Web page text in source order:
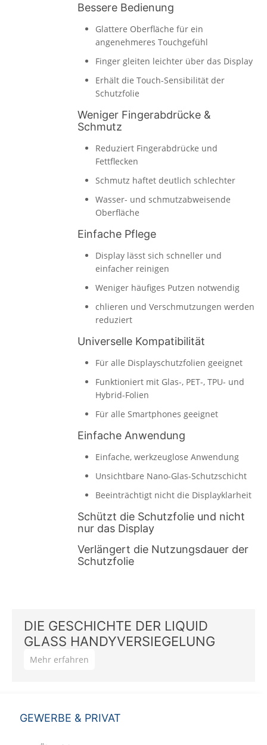
Bessere Bedienung
Glattere Oberfläche für ein
angenehmeres Touchgefühl
Finger gleiten leichter über das Display
Erhält die Touch-Sensibilität der
Schutzfolie
Weniger Fingerabdrücke &
Schmutz
Reduziert Fingerabdrücke und
Fettflecken
Schmutz haftet deutlich schlechter
Wasser- und schmutzabweisende
Oberfläche
Einfache Pflege
Display lässt sich schneller und
einfacher reinigen
Weniger häufiges Putzen notwendig
chlieren und Verschmutzungen werden
reduziert
Universelle Kompatibilität
Für alle Displayschutzfolien geeignet
Funktioniert mit Glas-, PET-, TPU- und
Hybrid-Folien
Für alle Smartphones geeignet
Einfache Anwendung
Einfache, werkzeuglose Anwendung
Unsichtbare Nano-Glas-Schutzschicht
Beeinträchtigt nicht die Displayklarheit
Schützt die Schutzfolie und nicht
nur das Display
Verlängert die Nutzungsdauer der
Schutzfolie
DIE GESCHICHTE DER LIQUID
GLASS HANDYVERSIEGELUNG
Mehr erfahren
Versiegelungen auf den Markt gebracht hat. Seit
GEWERBE & PRIVAT